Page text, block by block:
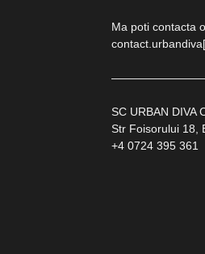
Ma poti contacta
SC URBAN DIVA
Str Foisorului 18,
+4 0724 395 361